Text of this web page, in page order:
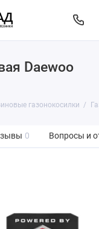
Daewoo
газонокосилки
0 Вопросы и